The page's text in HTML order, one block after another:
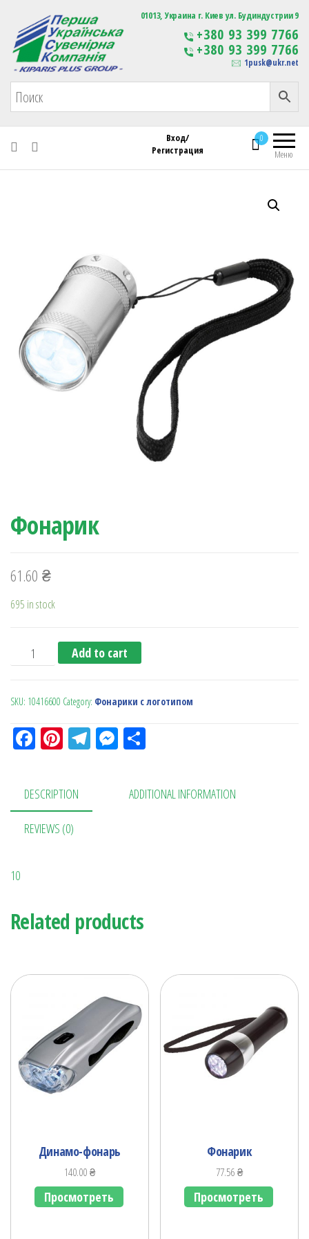
Первая Украинская Сувенирная Компания Изготовление
сувенирной продукции
с логотипом
01013, Украина г. Киев ул. Будиндустрии 9
+380 93 399 7766
+380 93 399 7766
1pusk@ukr.net
Меню
0
Вход/
Регистрация
Фонарик
61.60 ₴
695 in stock
Фонарик quantity
Add to cart
SKU: 10416600 Category: Фонарики с логотипом
Fa
bo
ok
Pi
er
es
t
Te
a
M
se
n
ра
в
DESCRIPTION ADDITIONAL INFORMATION
REVIEWS (0)
10
Related products
Динамо-фонарь
140.00₴
Просмотреть
Фонарик
77.56₴
Просмотреть